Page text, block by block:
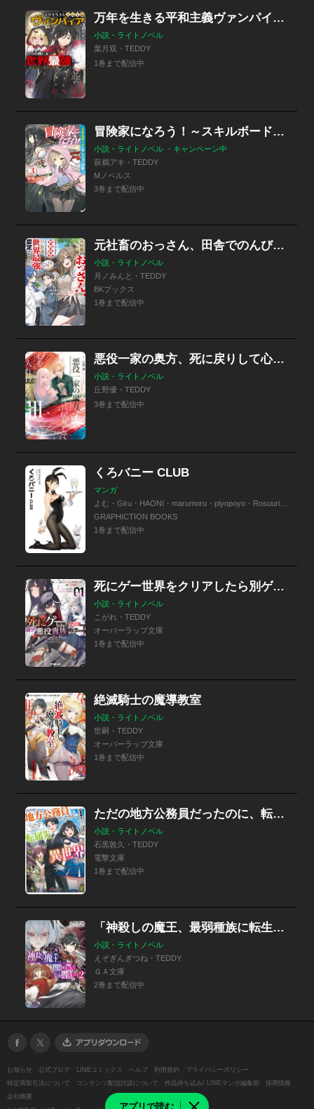
アプリで読む
万年を生きる平和主義ヴァンパイア、いつの間にか世界最強に ～俺が魔王軍四天王で新たな始祖？誰と間違ってんの？～
小説・ライトノベル
葉月双・TEDDY
1巻まで配信中
冒険家になろう！～スキルボードでダンジョン攻略～
小説・ライトノベル ・キャンペーン中
萩鵜アキ・TEDDY
Mノベルス
3巻まで配信中
元社畜のおっさん、田舎でのんびり旅館経営したいだけなのに勝手に世界最強認定されました。 特別版
小説・ライトノベル
月ノみんと・TEDDY
BKブックス
1巻まで配信中
悪役一家の奥方、死に戻りして心を入れ替える。
小説・ライトノベル
丘野優・TEDDY
3巻まで配信中
くろバニー CLUB
マンガ
GRAPHICTION BOOKS
1巻まで配信中
死にゲー世界をクリアしたら別ゲー悪役貴族に転生しました
小説・ライトノベル
こがれ・TEDDY
オーバーラップ文庫
1巻まで配信中
絶滅騎士の魔導教室
小説・ライトノベル
世嗣・TEDDY
オーバーラップ文庫
1巻まで配信中
ただの地方公務員だったのに、転属先は異世界でした。
小説・ライトノベル
石黒敦久・TEDDY
電撃文庫
1巻まで配信中
「神殺しの魔王、最弱種族に転生し史上最強になる」シリーズ
小説・ライトノベル
えぞぎんぎつね・TEDDY
ＧＡ文庫
2巻まで配信中
お知らせ 公式ブログ LINEコミックス ヘルプ 利用規約
プライバシーポリシー
特定商取引法について
コンテンツ配信許諾について 作品持ち込み/ LINEマンガ編集部
採用情報
会社概要